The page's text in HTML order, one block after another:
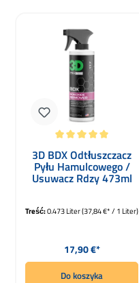
Średnia ocena 5 z 5 gwiazdek
3D BDX Odtłuszczacz
Pyłu Hamulcowego /
Usuwacz Rdzy 473ml
Treść:0.473 Liter(37,84 €* / 1 Liter)
Cena regularna:
17,90 €*
Do koszyka